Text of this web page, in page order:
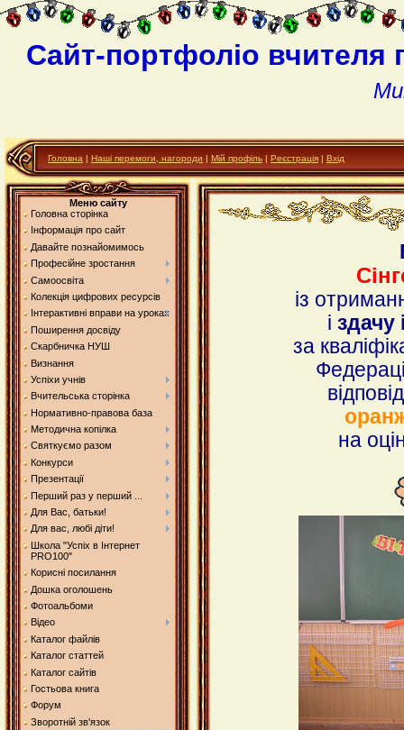
Сайт-портфоліо вчителя
Головна | Наші перемоги, нагороди | Мій профіль | Реєстрація | Вхід
Меню сайту
Головна сторінка
Інформація про сайт
Давайте познайомимось
Професійне зростання
Самоосвіта
Колекція цифрових ресурсів
Інтерактивні вправи на уроках
Поширення досвіду
Скарбничка НУШ
Визнання
Успіхи учнів
Вчительська сторінка
Нормативно-правова база
Методична копілка
Святкуємо разом
Конкурси
Презентації
Перший раз у перший ...
Для Вас, батьки!
Для вас, любі діти!
Школа "Успіх в Інтернет
PRO100"
Корисні посилання
Дошка оголошень
Фотоальбоми
Відео
Каталог файлів
Каталог статтей
Каталог сайтів
Гостьова книга
Форум
Зворотній зв'язок
із
і здачу
за
на